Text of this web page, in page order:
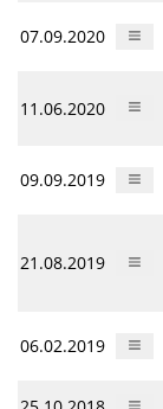
07.09.2020
11.06.2020
09.09.2019
21.08.2019
06.02.2019